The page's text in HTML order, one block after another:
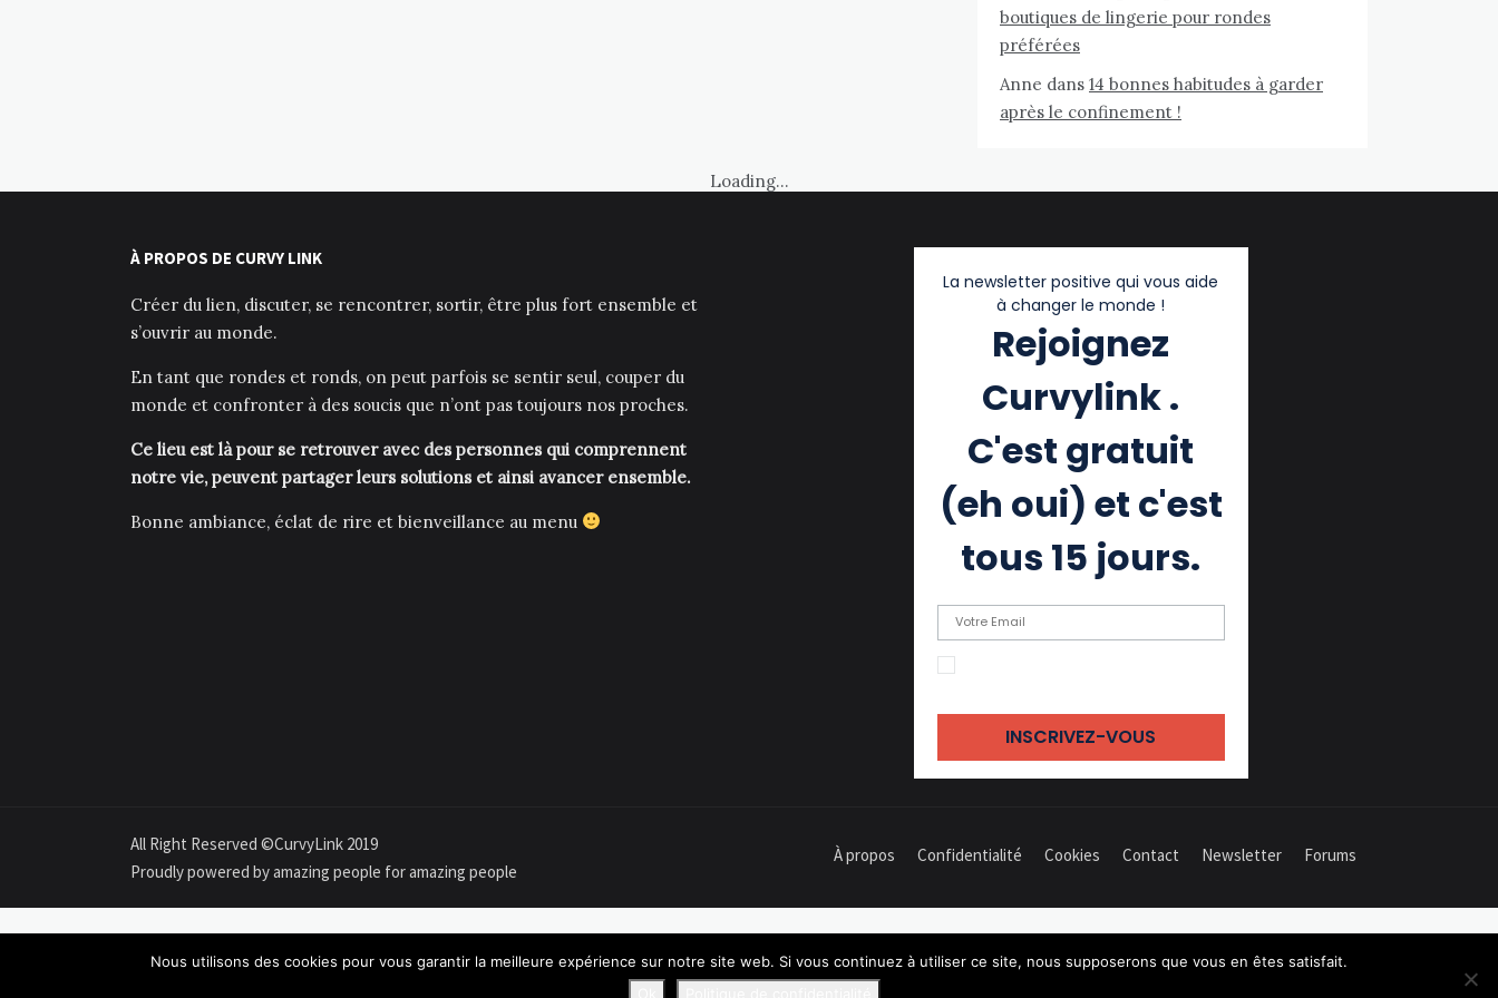
boutiques de lingerie pour rondes
préférées
Anne dans 14 bonnes habitudes à garder
après le confinement !
Loading...
À PROPOS DE CURVY LINK
Créer du lien, discuter, se rencontrer, sortir, être plus fort ensemble et
s’ouvrir au monde.
En tant que rondes et ronds, on peut parfois se sentir seul, couper du
monde et confronter à des soucis que n’ont pas toujours nos proches.
Ce lieu est là pour se retrouver avec des personnes qui comprennent
notre vie, peuvent partager leurs solutions et ainsi avancer ensemble.
Bonne ambiance, éclat de rire et bienveillance au menu
La newsletter positive qui vous aide
à changer le monde !
Rejoignez
Curvylink .
C'est gratuit
(eh oui) et c'est
tous 15 jours.
All Right Reserved ©CurvyLink 2019
Proudly powered by amazing people for amazing people
À propos Confidentialité Cookies Contact Newsletter Forums
Nous utilisons des cookies pour vous garantir la meilleure expérience sur notre site web. Si vous continuez à utiliser ce site, nous supposerons que vous en êtes satisfait.